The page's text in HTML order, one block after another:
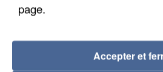
page.
Accepter et